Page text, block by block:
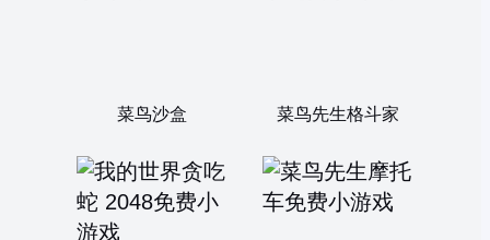
菜鸟沙盒 菜鸟先生格斗家